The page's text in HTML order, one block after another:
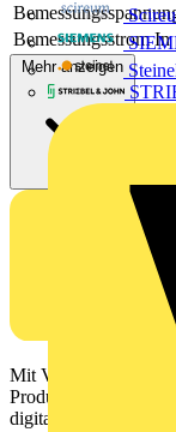
Bemessungsstrom In
Mehr anzeigen
Mit Voltimum
digitalen Plattform